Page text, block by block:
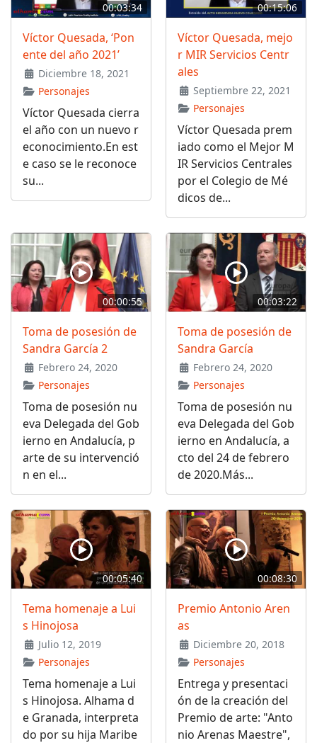
00:03:34
Víctor Quesada, ‘Pon
ente del año 2021’
Diciembre 18, 2021
Personajes
Víctor Quesada cierra
el año con un nuevo r
econocimiento.En est
e caso se le reconoce
su...
00:15:06
Víctor Quesada, mejo
r MIR Servicios Centr
ales
Septiembre 22, 2021
Personajes
Víctor Quesada prem
iado como el Mejor M
IR Servicios Centrales
por el Colegio de Mé
dicos de...
00:00:55
Toma de posesión de
Sandra García 2
Febrero 24, 2020
Personajes
Toma de posesión nu
eva Delegada del Gob
ierno en Andalucía, p
arte de su intervenció
n en el...
00:03:22
Toma de posesión de
Sandra García
Febrero 24, 2020
Personajes
Toma de posesión nu
eva Delegada del Gob
ierno en Andalucía, a
cto del 24 de febrero
de 2020.Más...
00:05:40
Tema homenaje a Lui
s Hinojosa
Julio 12, 2019
Personajes
Tema homenaje a Lui
s Hinojosa. Alhama d
e Granada, interpreta
do por su hija Maribe
00:08:30
Premio Antonio Aren
as
Diciembre 20, 2018
Personajes
Entrega y presentaci
ón de la creación del
Premio de arte: "Anto
nio Arenas Maestre",